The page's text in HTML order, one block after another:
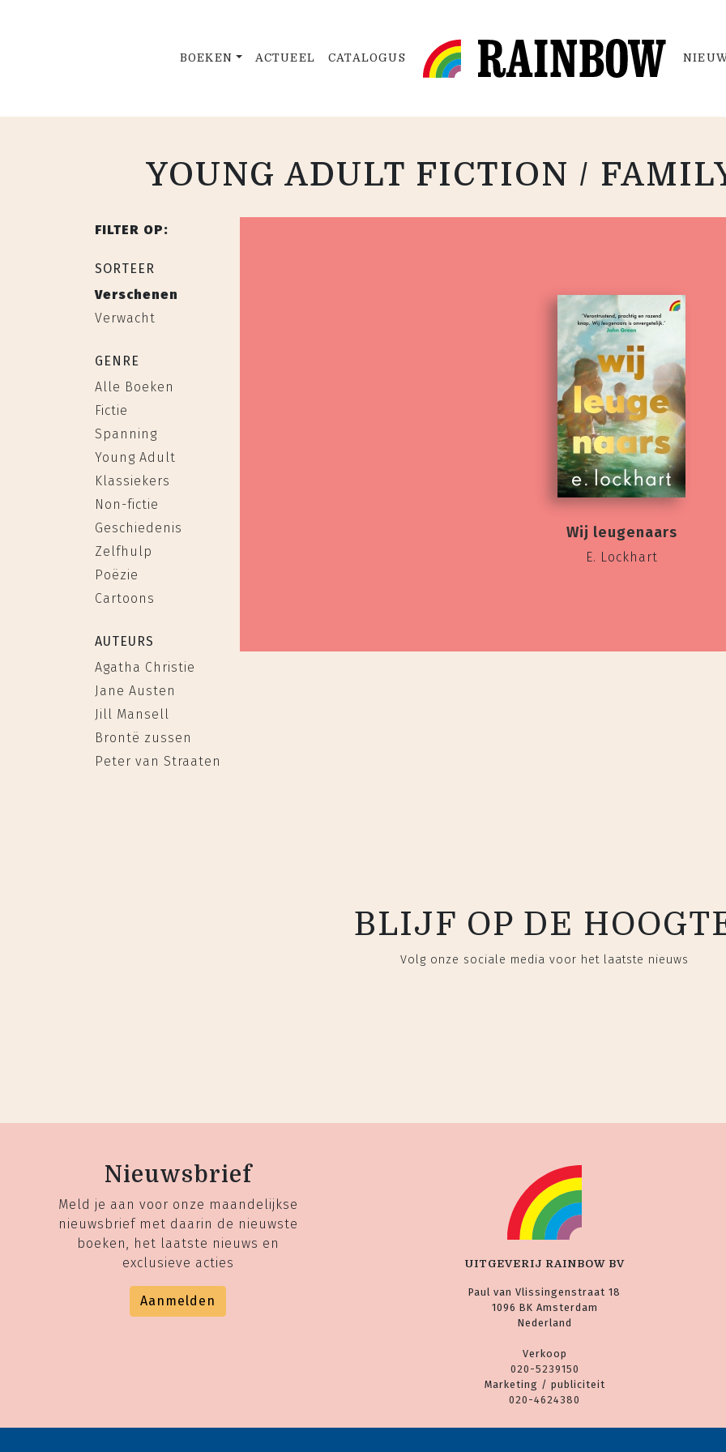
BOEKEN ACTUEEL CATALOGUS
YOUNG ADULT FICTION /
FILTER OP:
SORTEER
Verschenen
Verwacht
GENRE
Alle Boeken
Fictie
Spanning
Young Adult
Klassiekers
Non-fictie
Geschiedenis
Zelfhulp
Poëzie
Cartoons
AUTEURS
Agatha Christie
Jane Austen
Jill Mansell
Brontë zussen
Peter van Straaten
Wij leugenaars
E. Lockhart
BLIJF OP DE
Volg onze sociale media voor het laatste nieuws
Nieuwsbrief
Meld je aan voor onze maandelijkse
nieuwsbrief met daarin de nieuwste
boeken, het laatste nieuws en
exclusieve acties
Aanmelden
UITGEVERIJ RAINBOW BV
Paul van Vlissingenstraat 18
1096 BK Amsterdam
Nederland
Verkoop
020-5239150
Marketing / publiciteit
020-4624380